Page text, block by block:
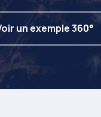
un exemple 360°